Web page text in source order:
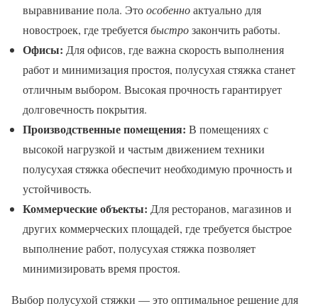
выравнивание пола. Этоособенноактуально для
новостроек, где требуетсябыстрозакончить работы.
Офисы: Для офисов, где важна скорость выполнения
работ и минимизация простоя, полусухая стяжка станет
отличным выбором. Высокая прочность гарантирует
долговечность покрытия.
Производственные помещения: В помещениях с
высокой нагрузкой и частым движением техники
полусухая стяжка обеспечит необходимую прочность и
устойчивость.
Коммерческие объекты: Для ресторанов, магазинов и
других коммерческих площадей, где требуется быстрое
выполнение работ, полусухая стяжка позволяет
минимизировать время простоя.
Выбор полусухой стяжки — это оптимальное решение для